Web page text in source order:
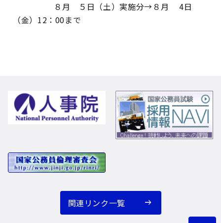
８月 ５日（土）実施分→８月 4日
（金）12：00まで
関連リンク一覧